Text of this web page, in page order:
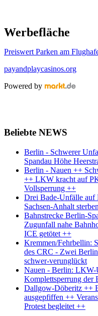
Werbefläche
Preiswert Parken am
payandplaycasinos.org
Powered by
Beliebte NEWS
Berlin - Schwerer
Spandau Höhe
Berlin - Nauen ++
++ LKW kracht auf
Vollsperrung ++
Drei Bade-Unfälle auf
Sachsen-Anhalt
Bahnstrecke Berlin-
Zugunfall nahe
ICE getötet ++
Kremmen/Fehrbellin:
des CRC - Zwei
schwer-verunglückt
Nauen - Berlin:
Komplettsperrung
Dallgow-Döberitz ++
ausgepfiffen ++
Protest begleitet ++